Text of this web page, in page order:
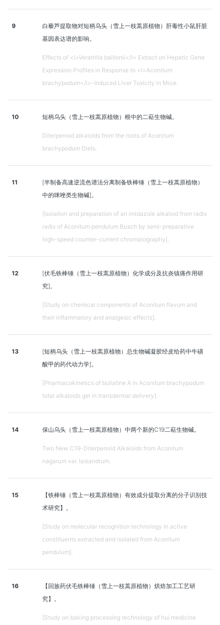
9
白藜芦提取物对短柄乌头（雪上一枝蒿原植物）肝毒性小鼠肝脏
基因表达谱的影响。
Effects of <i>Veratrilla baillonii</i> Extract on Hepatic Gene
Expression Profiles in Response to <i>Aconitum
brachypodum</i>-Induced Liver Toxicity in Mice.
10 短柄乌头（雪上一枝蒿原植物）根中的二萜生物碱。
Diterpenoid alkaloids from the roots of Aconitum
brachypodum Diels.
11
[半制备高速逆流色谱法分离制备铁棒锤（雪上一枝蒿原植物）
中的咪唑类生物碱]。
[Isolation and preparation of an imidazole alkaloid from radix
radix of Aconitum pendulum Busch by semi-preparative
high-speed counter-current chromatography].
12
[伏毛铁棒锤（雪上一枝蒿原植物）化学成分及抗炎镇痛作用研
究]。
[Study on chemical components of Aconitum flavum and
their inflammatory and analgesic effects].
13
[短柄乌头（雪上一枝蒿原植物）总生物碱凝胶经皮给药中牛磺
酸甲的药代动力学]。
[Pharmacokinetics of bullatine A in Aconitum brachypodum
total alkaloids gel in transdermal delivery].
14 保山乌头（雪上一枝蒿原植物）中两个新的C19二萜生物碱。
Two New C19-Diterpenoid Alkaloids from Aconitum
nagarum var. lasiandrum.
15
【铁棒锤（雪上一枝蒿原植物）有效成分提取分离的分子识别技
术研究】。
[Study on molecular recognition technology in active
constituents extracted and isolated from Aconitum
pendulum].
16
【回族药伏毛铁棒锤（雪上一枝蒿原植物）烘焙加工工艺研
究】。
[Study on baking processing technology of hui medicine